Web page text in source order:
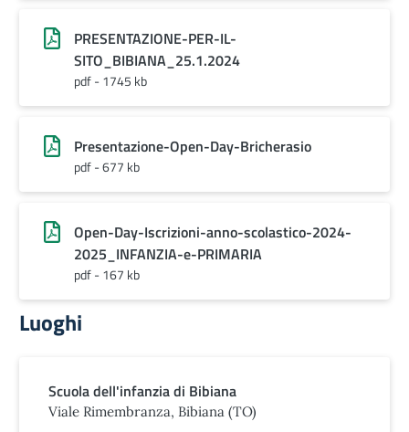
PRESENTAZIONE-PER-IL-
SITO_BIBIANA_25.1.2024
pdf - 1745 kb
Presentazione-Open-Day-Bricherasio
pdf - 677 kb
Open-Day-Iscrizioni-anno-scolastico-2024-
2025_INFANZIA-e-PRIMARIA
pdf - 167 kb
Luoghi
Scuola dell'infanzia di Bibiana
Viale Rimembranza, Bibiana (TO)